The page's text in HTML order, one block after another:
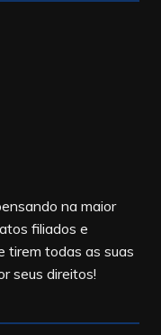
na maior
filiados e
tirem todas as suas
seus direitos!